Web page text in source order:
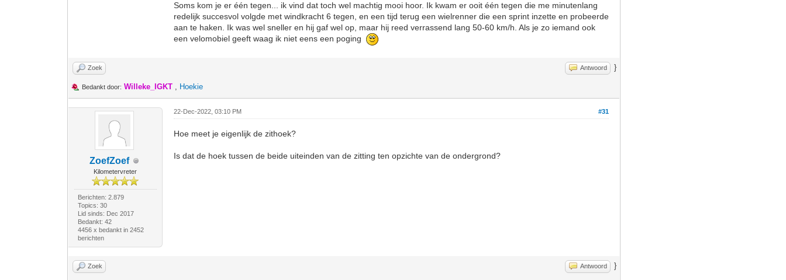
Soms kom je er één tegen... ik vind dat toch wel machtig mooi hoor. Ik kwam er ooit één tegen die me minutenlang
redelijk succesvol volgde met windkracht 6 tegen, en een tijd terug een wielrenner die een sprint inzette en probeerde
aan te haken. Ik was wel sneller en hij gaf wel op, maar hij reed verrassend lang 50-60 km/h. Als je zo iemand ook
een velomobiel geeft waag ik niet eens een poging
Zoek Antwoord }
Bedankt door: Willeke_IGKT , Hoekie
ZoefZoef
Kilometervreter
Berichten: 2.879
Topics: 30
Lid sinds: Dec 2017
Bedankt: 42
4456 x bedankt in 2452
berichten
#31
22-Dec-2022, 03:10 PM
Hoe meet je eigenlijk de zithoek?
Is dat de hoek tussen de beide uiteinden van de zitting ten opzichte van de ondergrond?
Zoek Antwoord }